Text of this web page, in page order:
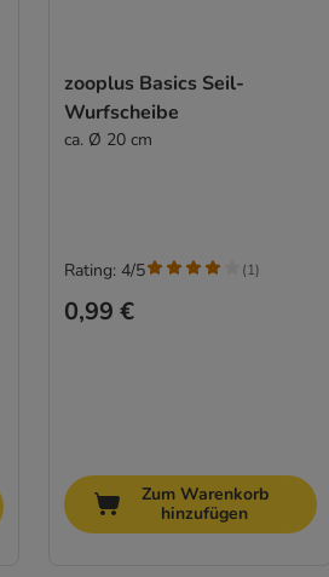
zooplus Basics Seil-
Wurfscheibe
ca. Ø 20 cm
0,99 €
Rating: 4/5 (1)
Zum Warenkorb
hinzufügen